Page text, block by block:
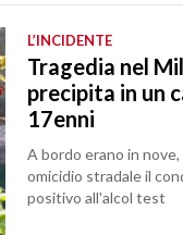
L’INCIDENTE
Tragedia nel
precipita in un
17enni
A bordo erano in
omicidio stradale il
positivo all'alcol test